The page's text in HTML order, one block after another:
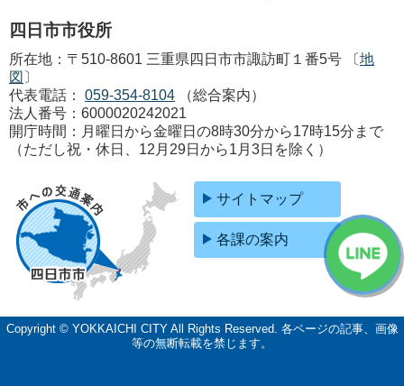
四日市市役所
所在地：〒510-8601 三重県四日市市諏訪町１番5号 〔地
図 〕
代表電話：
059-354-8104
（総合案内）
法人番号：6000020242021
開庁時間：月曜日から金曜日の8時30分から17時15分まで
（ただし祝・休日、12月29日から1月3日を除く）
サイトマップ
各課の案内
Copyright © YOKKAICHI CITY All Rights Reserved. 各ページの記事、画像
等の無断転載を禁じます。